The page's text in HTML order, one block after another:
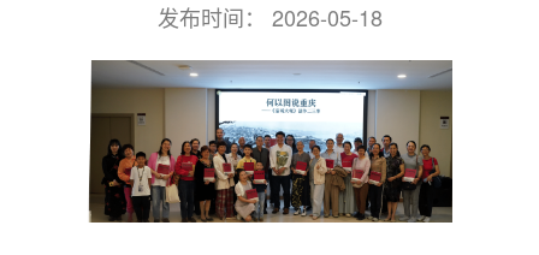
发布时间： 2026-05-18